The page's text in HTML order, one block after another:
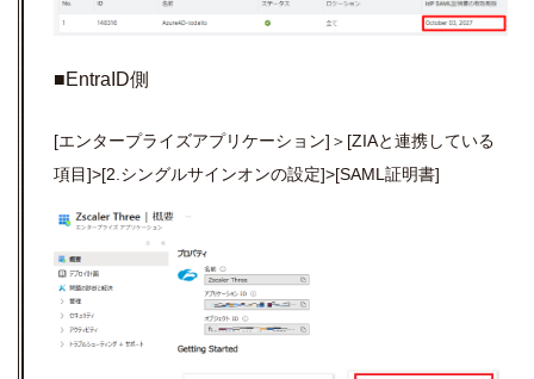
■EntraID側
[エンタープライズアプリケーション]＞[ZIAと連携している
項目]>[2.シングルサインオンの設定]>[SAML証明書]